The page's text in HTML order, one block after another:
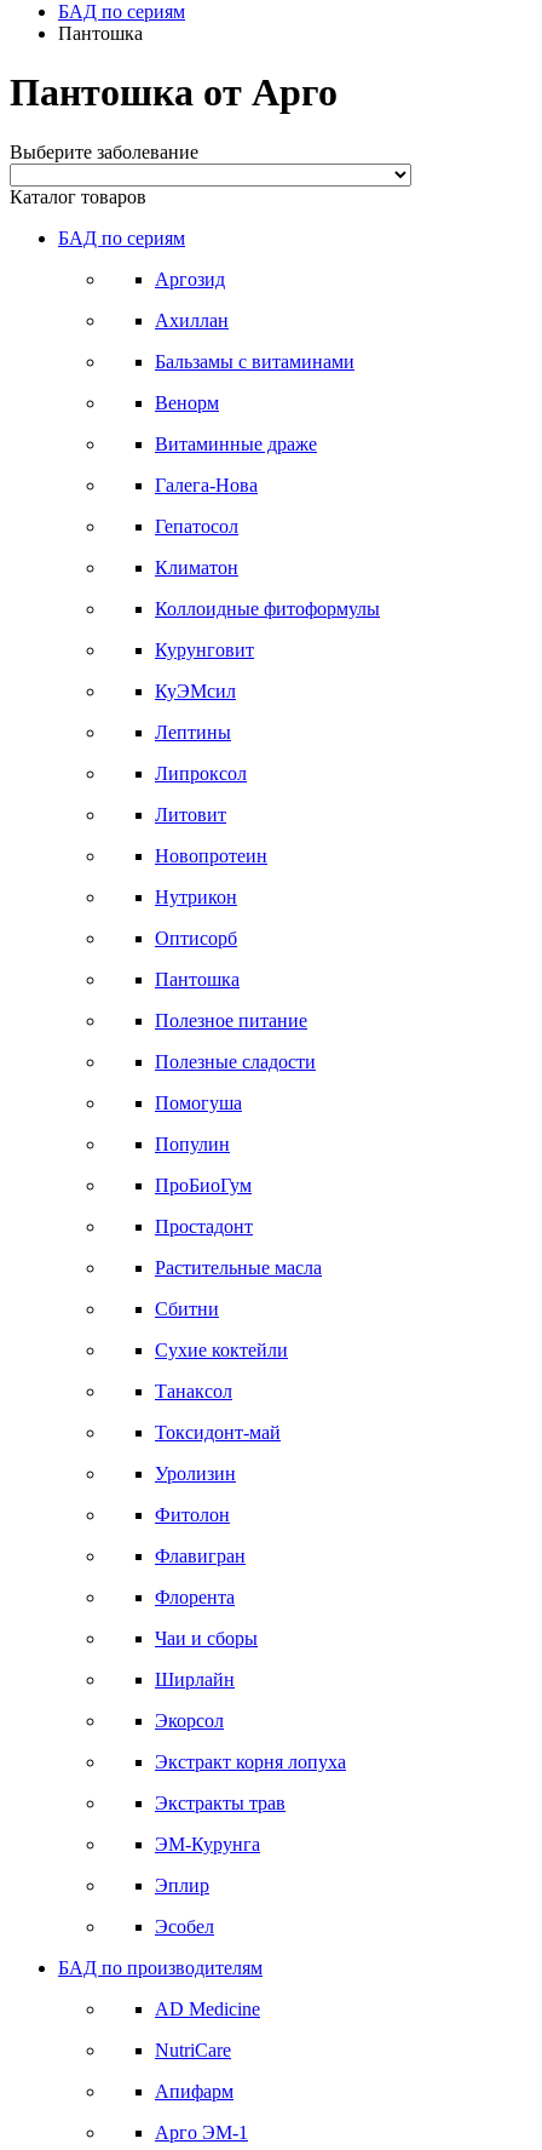
БАД по сериям
Пантошка
Пантошка от Арго
Выберите заболевание
Каталог товаров
БАД по сериям
Аргозид
Ахиллан
Бальзамы с витаминами
Венорм
Витаминные драже
Галега-Нова
Гепатосол
Климатон
Коллоидные фитоформулы
Курунговит
КуЭМсил
Лептины
Липроксол
Литовит
Новопротеин
Нутрикон
Оптисорб
Пантошка
Полезное питание
Полезные сладости
Помогуша
Популин
ПроБиоГум
Простадонт
Растительные масла
Сбитни
Сухие коктейли
Танаксол
Токсидонт-май
Уролизин
Фитолон
Флавигран
Флорента
Чаи и сборы
Ширлайн
Экорсол
Экстракт корня лопуха
Экстракты трав
ЭМ-Курунга
Эплир
Эсобел
БАД по производителям
AD Medicine
NutriCare
Апифарм
Арго ЭМ-1